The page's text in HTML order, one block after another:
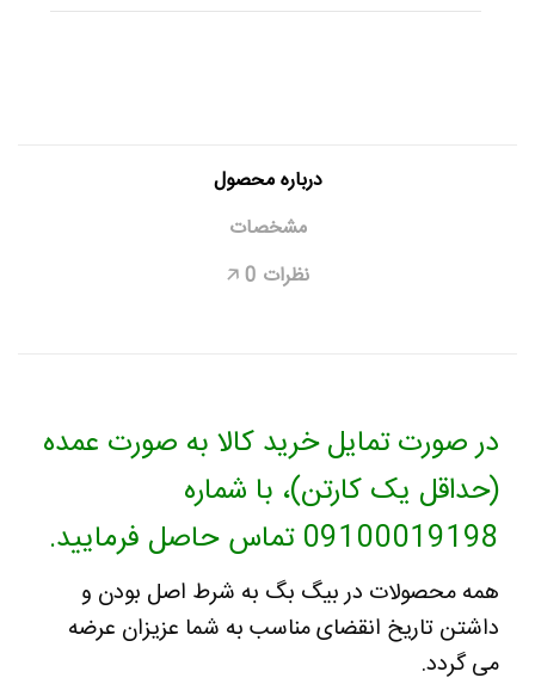
درباره محصول
مشخصات
نظرات 0
🡥
در صورت تمایل خرید کالا به صورت عمده
(حداقل یک کارتن)، با شماره
09100019198 تماس حاصل فرمایید.
همه محصولات در بیگ بگ به شرط اصل بودن و
داشتن تاریخ انقضای مناسب به شما عزیزان عرضه
می گردد.